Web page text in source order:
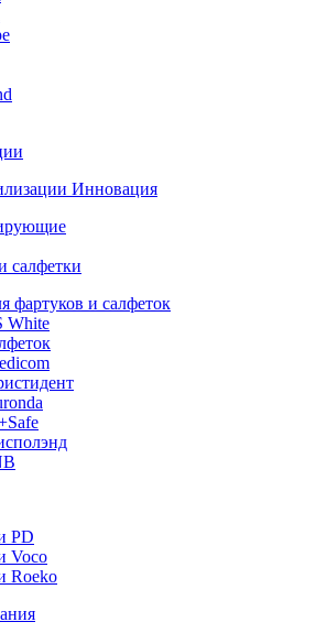
Инновация
салфетки
фартуков и салфеток
White
PD
Voco
Roeko